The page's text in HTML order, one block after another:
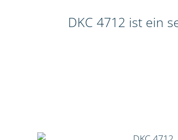
DKC 4712 ist ein